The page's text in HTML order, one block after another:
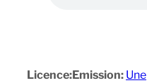
Licence:Emission: Une